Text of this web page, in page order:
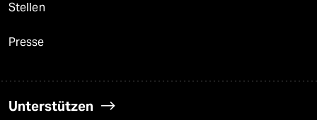
Stellen
Presse
Unterstützen